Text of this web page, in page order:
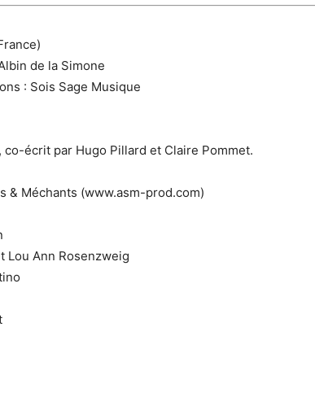
de la Simone
: Sois Sage Musique
écrit par Hugo Pillard et Claire Pommet.
& Méchants (www.asm-prod.com)
Lou Ann Rosenzweig